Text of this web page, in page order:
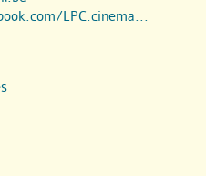
LPC.cinema...